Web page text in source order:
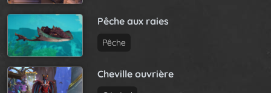
Pêche aux raies
Pêche
Cheville ouvrière